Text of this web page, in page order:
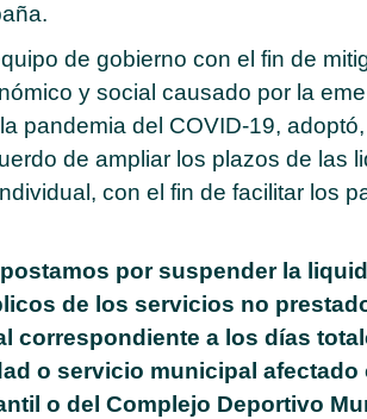
de gobierno con el fin de
y social causado por la
pandemia del COVID-19,
de ampliar los plazos de las
con el fin de facilitar los
por suspender la
de los servicios no
correspondiente a los días
o servicio municipal afectado
o del Complejo Deportivo